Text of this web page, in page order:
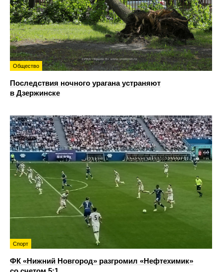
Общество
Последствия ночного урагана устраняют
в Дзержинске
Спорт
ФК «Нижний Новгород» разгромил «Нефтехимик»